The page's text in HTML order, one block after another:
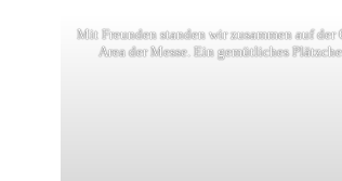
Mit Freunden standen wir zusammen auf der
Area der Messe. Ein gemütliches